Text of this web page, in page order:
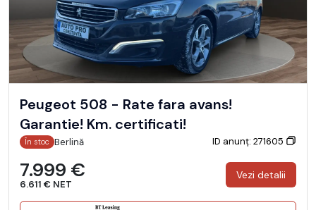
Peugeot 508 - Rate fara avans!
Garantie! Km. certificati!
În stoc Berlină ID anunț: 271605
7.999 €
6.611 € NET
Vezi detalii